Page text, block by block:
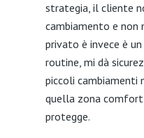
strategia, il cliente
cambiamento e non
privato è invece è
routine, mi dà
piccoli cambiamenti
quella zona
protegge.